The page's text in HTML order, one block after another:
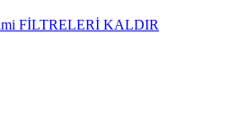
FİLTRELERİ KALDIR